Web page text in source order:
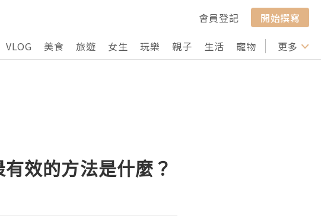
會員登記
開始撰寫
VLOG 美食 旅遊 女生 玩樂 親子 生活 寵物 行山 打卡
更多
效的方法是什麼？